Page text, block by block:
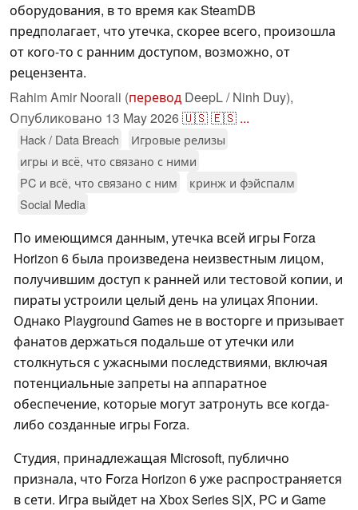
оборудования, в то время как SteamDB
предполагает, что утечка, скорее всего, произошла
от кого-то с ранним доступом, возможно, от
рецензента.
Rahim Amir Noorali (перевод DeepL / Ninh Duy),
Опубликовано 13 May 2026🇺🇸🇪🇸 ...
Hack / Data Breach
Игровые релизы
игры и всё, что связано с ними
PC и всё, что связано с ним
кринж и фэйспалм
Social Media
По имеющимся данным, утечка всей игры Forza
Horizon 6 была произведена неизвестным лицом,
получившим доступ к ранней или тестовой копии, и
пираты устроили целый день на улицах Японии.
Однако Playground Games не в восторге и призывает
фанатов держаться подальше от утечки или
столкнуться с ужасными последствиями, включая
потенциальные запреты на аппаратное
обеспечение, которые могут затронуть все когда-
либо созданные игры Forza.
Студия, принадлежащая Microsoft, публично
признала, что Forza Horizon 6 уже распространяется
в сети. Игра выйдет на Xbox Series S|X, PC и Game